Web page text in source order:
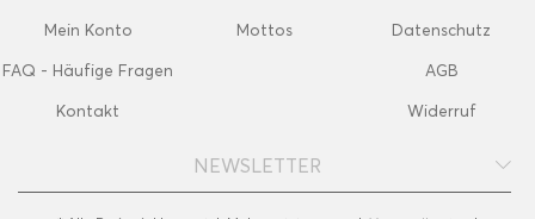
Mein Konto
FAQ - Häufige Fragen
Kontakt
Mottos
Datenschutz
AGB
Widerruf
NEWSLETTER